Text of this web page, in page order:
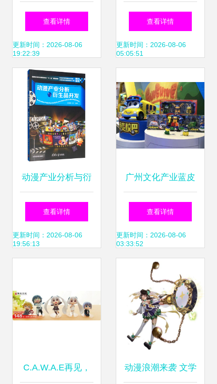
画制作如何助力企
业产品宣传与动漫
开发
查看详情
更新时间：2026-08-06
19:22:39
手办 从零开始的制
作全流程解析
查看详情
更新时间：2026-08-06
05:05:51
动漫产业分析与衍
生品开发路径探索
查看详情
更新时间：2026-08-06
19:56:13
广州文化产业蓝皮
书发布 咏声动漫创
新实践引热议
查看详情
更新时间：2026-08-06
03:33:52
C.A.W.A.E再见， 动漫浪潮来袭 文学